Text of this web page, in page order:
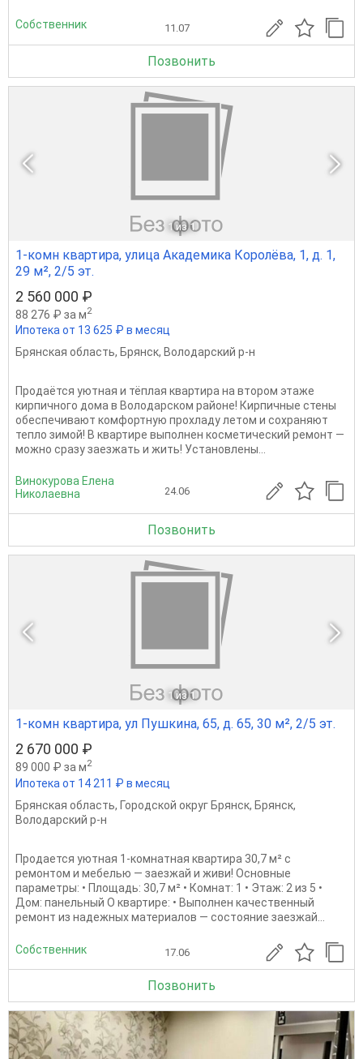
Собственник 11.07
Позвонить
1 из 1
1-комн квартира, улица Академика Королёва, 1, д. 1,
29 м², 2/5 эт.
2 560 000 ₽
88 276 ₽ за м2
Ипотека от 13 625 ₽ в месяц
Брянская область, Брянск, Володарский р-н
Продаётся уютная и тёплая квартира на втором этаже
кирпичного дома в Володарском районе! Кирпичные стены
обеспечивают комфортную прохладу летом и сохраняют
тепло зимой! В квартире выполнен косметический ремонт —
можно сразу заезжать и жить! Установлены...
Винокурова Елена
Николаевна
24.06
Позвонить
1 из 1
1-комн квартира, ул Пушкина, 65, д. 65, 30 м², 2/5 эт.
2 670 000 ₽
89 000 ₽ за м2
Ипотека от 14 211 ₽ в месяц
Брянская область, Городской округ Брянск, Брянск,
Володарский р-н
Продается уютная 1-комнатная квартира 30,7 м² с
ремонтом и мебелью — заезжай и живи! Основные
параметры: • Площадь: 30,7 м² • Комнат: 1 • Этаж: 2 из 5 •
Дом: панельный О квартире: • Выполнен качественный
ремонт из надежных материалов — состояние заезжай...
Собственник 17.06
Позвонить